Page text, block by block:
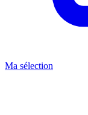
Ma sélection